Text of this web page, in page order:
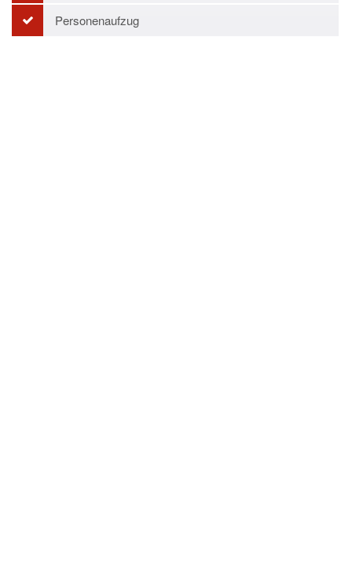
Personenaufzug